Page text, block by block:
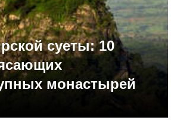
суеты: 10
монастырей